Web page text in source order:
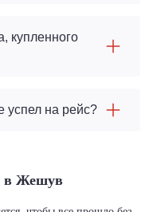
купленного
успел на рейс?
в Жешув